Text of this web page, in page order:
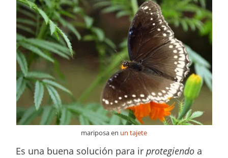
mariposa en un tajete
Es una buena solución para irprotegiendo a